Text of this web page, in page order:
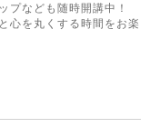
プなども随時開講中！
心を丸くする時間をお楽